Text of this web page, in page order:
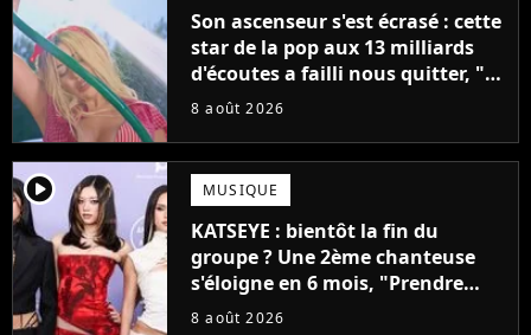
Son ascenseur s'est écrasé : cette
star de la pop aux 13 milliards
d'écoutes a failli nous quitter, "Je
pensais ne plus jamais chanter"
8 août 2026
player2 MUSIQUE
KATSEYE : bientôt la fin du
groupe ? Une 2ème chanteuse
s'éloigne en 6 mois, "Prendre
cette décision n’a pas été facile"
8 août 2026